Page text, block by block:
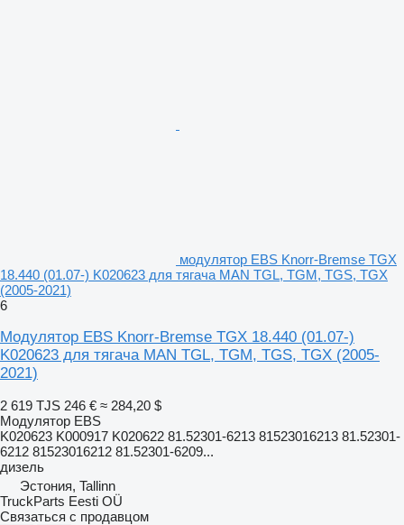
модулятор EBS Knorr-Bremse TGX
18.440 (01.07-) K020623 для тягача MAN TGL, TGM, TGS, TGX
(2005-2021)
6
Модулятор EBS Knorr-Bremse TGX 18.440 (01.07-)
K020623 для тягача MAN TGL, TGM, TGS, TGX (2005-
2021)
2 619 TJS 246 € ≈ 284,20 $
Модулятор EBS
K020623 K000917 K020622 81.52301-6213 81523016213 81.52301-
6212 81523016212 81.52301-6209...
дизель
Эстония, Tallinn
TruckParts Eesti OÜ
Связаться с продавцом